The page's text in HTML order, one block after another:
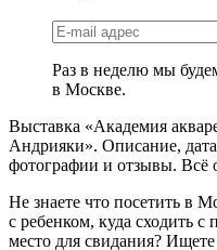
Раз в неделю мы
в Москве.
Выставка «Академия
Андрияки». Описание,
фотографии и отзывы. Всё
Не знаете что посетить в
с ребенком, куда сходить
место для свидания?